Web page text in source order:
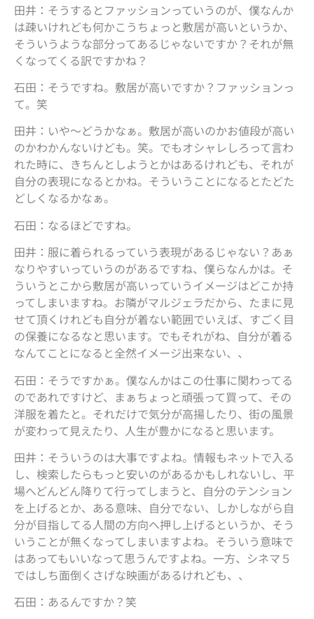
田井：そうするとファッションっていうのが、僕なんか
は疎いけれども何かこうちょっと敷居が高いというか、
そういうような部分ってあるじゃないですか？それが無
くなってくる訳ですかね？
石田：そうですね。敷居が高いですか？ファッションっ
て。笑
田井：いや～どうかなぁ。敷居が高いのかお値段が高い
のかわかんないけども。笑。でもオシャレしろって言わ
れた時に、きちんとしようとかはあるけれども、それが
自分の表現になるとかね。そういうことになるとたどた
どしくなるかなぁ。
石田：なるほどですね。
田井：服に着られるっていう表現があるじゃない？あぁ
なりやすいっていうのがあるですね、僕らなんかは。そ
ういうとこから敷居が高いっていうイメージはどこか持
ってしまいますね。お隣がマルジェラだから、たまに見
せて頂くけれども自分が着ない範囲でいえば、すごく目
の保養になるなと思います。でもそれがね、自分が着る
なんてことになると全然イメージ出来ない、、
石田：そうですかぁ。僕なんかはこの仕事に関わってる
のであれですけど、まぁちょっと頑張って買って、その
洋服を着たと。それだけで気分が高揚したり、街の風景
が変わって見えたり、人生が豊かになると思います。
田井：そういうのは大事ですよね。情報もネットで入る
し、検索したらもっと安いのがあるかもしれないし、平
場へどんどん降りて行ってしまうと、自分のテンション
を上げるとか、ある意味、自分でない、しかしながら自
分が目指してる人間の方向へ押し上げるというか、そう
いうことが無くなってしまいますよね。そういう意味で
はあってもいいなって思うんですよね。一方、シネマ５
ではしち面倒くさげな映画があるけれども、、
石田：あるんですか？笑